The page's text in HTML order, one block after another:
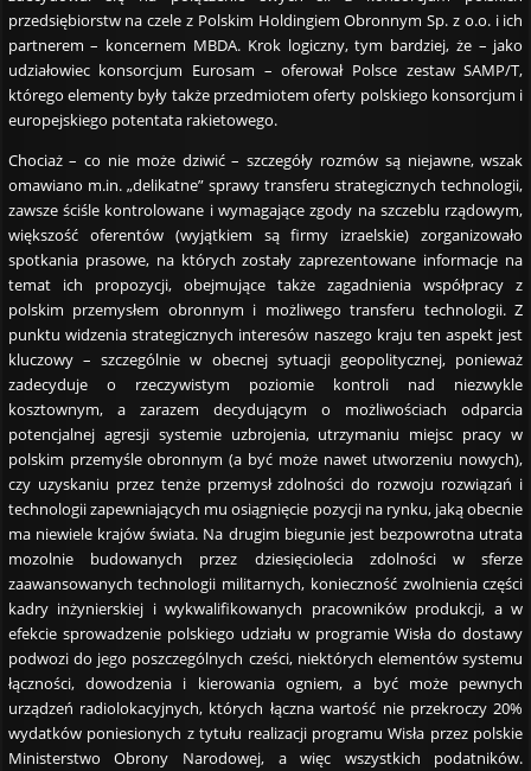
przedsiębiorstw na czele z Polskim Holdingiem Obronnym Sp. z o.o. i ich
partnerem – koncernem MBDA. Krok logiczny, tym bardziej, że – jako
udziałowiec konsorcjum Eurosam – oferował Polsce zestaw SAMP/T,
którego elementy były także przedmiotem oferty polskiego konsorcjum i
europejskiego potentata rakietowego.
Chociaż – co nie może dziwić – szczegóły rozmów są niejawne, wszak
omawiano m.in. „delikatne” sprawy transferu strategicznych technologii,
zawsze ściśle kontrolowane i wymagające zgody na szczeblu rządowym,
większość oferentów (wyjątkiem są firmy izraelskie) zorganizowało
spotkania prasowe, na których zostały zaprezentowane informacje na
temat ich propozycji, obejmujące także zagadnienia współpracy z
polskim przemysłem obronnym i możliwego transferu technologii. Z
punktu widzenia strategicznych interesów naszego kraju ten aspekt jest
kluczowy – szczególnie w obecnej sytuacji geopolitycznej, ponieważ
zadecyduje o rzeczywistym poziomie kontroli nad niezwykle
kosztownym, a zarazem decydującym o możliwościach odparcia
potencjalnej agresji systemie uzbrojenia, utrzymaniu miejsc pracy w
polskim przemyśle obronnym (a być może nawet utworzeniu nowych),
czy uzyskaniu przez tenże przemysł zdolności do rozwoju rozwiązań i
technologii zapewniających mu osiągnięcie pozycji na rynku, jaką obecnie
ma niewiele krajów świata. Na drugim biegunie jest bezpowrotna utrata
mozolnie budowanych przez dziesięciolecia zdolności w sferze
zaawansowanych technologii militarnych, konieczność zwolnienia części
kadry inżynierskiej i wykwalifikowanych pracowników produkcji, a w
efekcie sprowadzenie polskiego udziału w programie Wisła do dostawy
podwozi do jego poszczególnych cześci, niektórych elementów systemu
łączności, dowodzenia i kierowania ogniem, a być może pewnych
urządzeń radiolokacyjnych, których łączna wartość nie przekroczy 20%
wydatków poniesionych z tytułu realizacji programu Wisła przez polskie
Ministerstwo Obrony Narodowej, a więc wszystkich podatników.